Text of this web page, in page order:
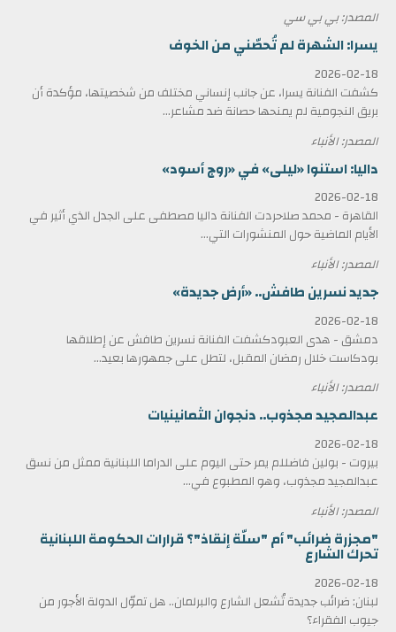
المصدر: بي بي سي
يسرا: الشهرة لم تُحصّني من الخوف
2026-02-18
كشفت الفنانة يسرا، عن جانب إنساني مختلف من شخصيتها، مؤكدة أن
بريق النجومية لم يمنحها حصانة ضد مشاعر...
المصدر: الأنباء
داليا: استنوا «ليلى» في «روج أسود»
2026-02-18
القاهرة - محمد صلاحردت الفنانة داليا مصطفى على الجدل الذي أثير في
الأيام الماضية حول المنشورات التي...
المصدر: الأنباء
جديد نسرين طافش.. «أرض جديدة»
2026-02-18
دمشق - هدى العبودكشفت الفنانة نسرين طافش عن إطلاقها
بودكاست خلال رمضان المقبل، لتطل على جمهورها بعيد...
المصدر: الأنباء
عبدالمجيد مجذوب.. دنجوان الثمانينيات
2026-02-18
بيروت - بولين فاضللم يمر حتى اليوم على الدراما اللبنانية ممثل من نسق
عبدالمجيد مجذوب، وهو المطبوع في...
المصدر: الأنباء
"مجزرة ضرائب" أم "سلّة إنقاذ"؟ قرارات الحكومة اللبنانية
تحرك الشارع
2026-02-18
لبنان: ضرائب جديدة تُشعل الشارع والبرلمان.. هل تموّل الدولة الأجور من
جيوب الفقراء؟